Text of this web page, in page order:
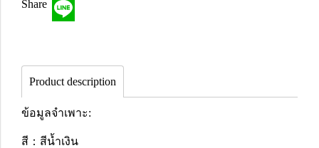
Share
Product description
ข้อมูลจำเพาะ:
สี：สีน้ำเงิน